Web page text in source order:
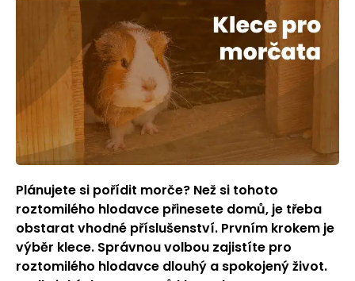
Plánujete si pořídit morče? Než si tohoto
roztomilého hlodavce přinesete domů, je třeba
obstarat vhodné příslušenství. Prvním krokem je
výběr klece. Správnou volbou zajistíte pro
roztomilého hlodavce dlouhý a spokojený život.